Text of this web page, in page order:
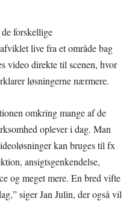
forskellige
live fra et område bag
video direkte til scenen, hvor
løsningerne nærmere.
omkring mange af de
oplever i dag. Man
kan bruges til fx
ansigtsgenkendelse,
og meget mere. En bred vifte
siger Jan Julin, der også vil